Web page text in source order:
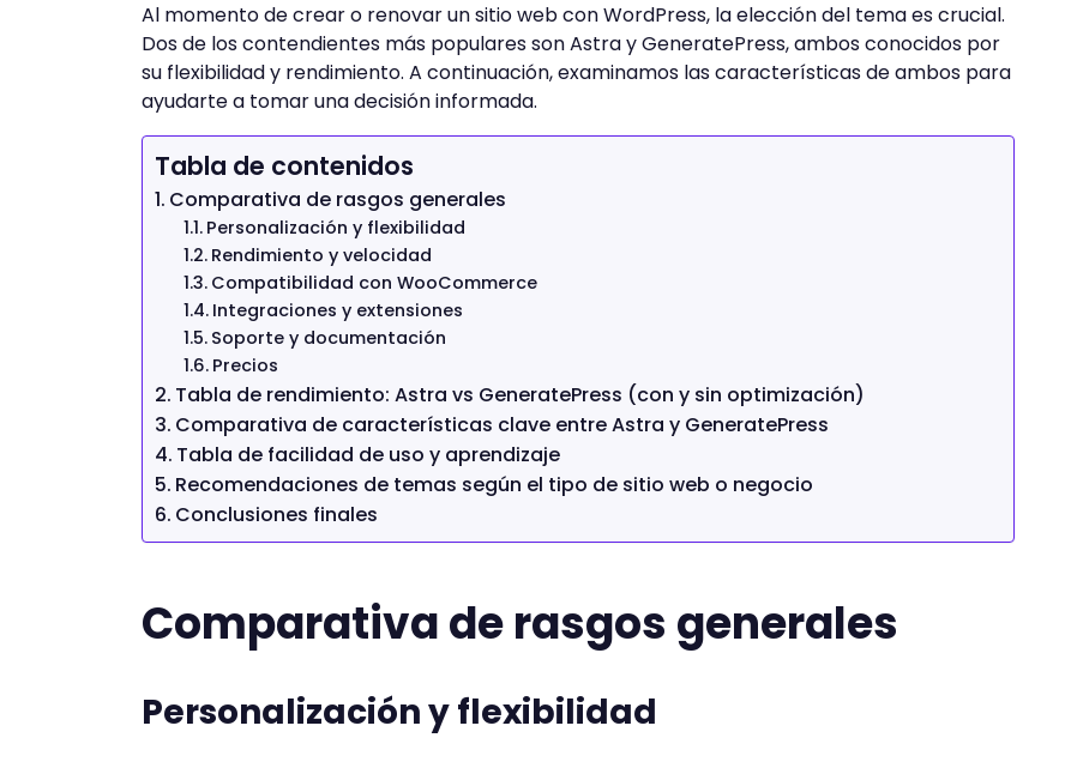
Al momento de crear o renovar un sitio web con WordPress, la elección del tema es crucial.
Dos de los contendientes más populares son Astra y GeneratePress, ambos conocidos por
su flexibilidad y rendimiento. A continuación, examinamos las características de ambos para
ayudarte a tomar una decisión informada.
Tabla de contenidos
Comparativa de rasgos generales
Personalización y flexibilidad
Rendimiento y velocidad
Compatibilidad con WooCommerce
Integraciones y extensiones
Soporte y documentación
Precios
Tabla de rendimiento: Astra vs GeneratePress (con y sin optimización)
Comparativa de características clave entre Astra y GeneratePress
Tabla de facilidad de uso y aprendizaje
Recomendaciones de temas según el tipo de sitio web o negocio
Conclusiones finales
Comparativa de rasgos generales
Personalización y flexibilidad